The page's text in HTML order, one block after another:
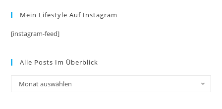
Mein Lifestyle Auf Instagram
[instagram-feed]
Alle Posts Im Überblick
Alle
Posts
Monat auswählen